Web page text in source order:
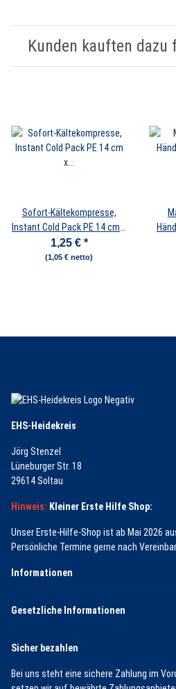
Kunden kauften
Sofort-Kältekompresse,
Instant Cold Pack PE 14 cm x
18 cm
1,25 € *
(1,05 € netto)
EHS-Heidekreis
Jörg Stenzel
Lüneburger Str. 18
29614 Soltau
Hinweis: Kleiner Erste Hilfe Shop:
Unser Erste-Hilfe-Shop ist ab Mai 2026
Persönliche Termine gerne nach
Informationen
Gesetzliche Informationen
Sicher bezahlen
Bei uns steht eine sichere Zahlung im